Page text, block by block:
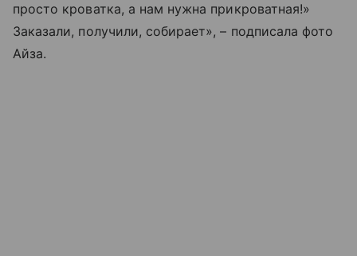
просто кроватка, а нам нужна прикроватная!»
Заказали, получили, собирает», – подписала фото
Айза.